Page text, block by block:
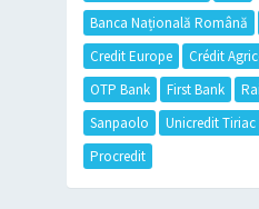
Banca Națională Română
Credit Europe
Crédit
OTP Bank
First Bank
Sanpaolo
Unicredit Tiriac
Procredit